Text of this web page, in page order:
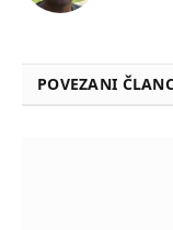
POVEZANI